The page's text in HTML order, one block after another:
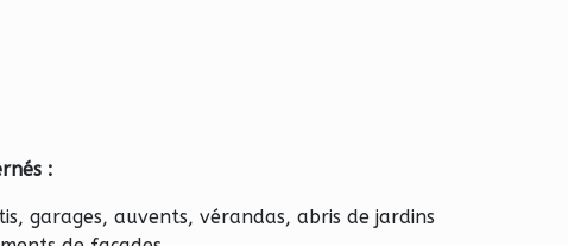
:
garages, auvents, vérandas, abris de jardins